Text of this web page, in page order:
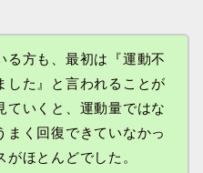
る方も、最初は『運動不
した』と言われることが
ていくと、運動量ではな
まく回復できていなかっ
がほとんどでした。